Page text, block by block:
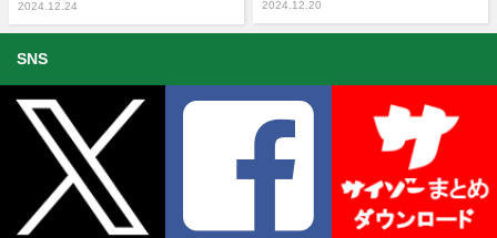
2024.12.24 2024.12.20
SNS